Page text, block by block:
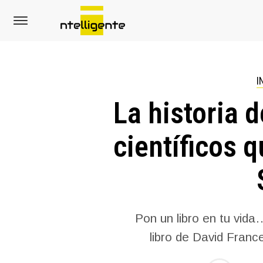
La historia
científicos
Pon un libro en tu
libro de David